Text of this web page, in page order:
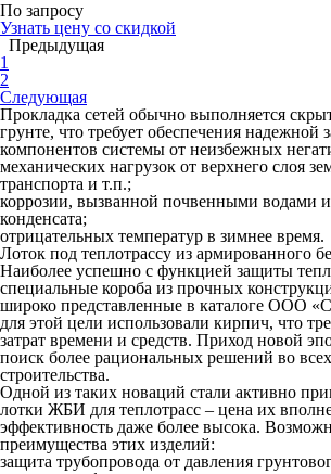
По запросу
Узнать цену со скидкой
Предыдущая
1
2
Следующая
Прокладка сетей обычно выполняется
грунте, что требует обеспечения надежной
компонентов системы от неизбежных
механических нагрузок от верхнего слоя
транспорта и т.п.;
коррозии, вызванной почвенными водами
конденсата;
отрицательных температур в зимнее время.
Лоток под теплотрассу из армированного
Наиболее успешно с функцией защиты
специальные короба из прочных
широко представленные в каталоге ООО
для этой цели использовали кирпич, что
затрат времени и средств. Приход новой
поиск более рациональных решений во
строительства.
Одной из таких новаций стали активно
лотки ЖБИ для теплотрасс – цена их
эффективность даже более высока.
преимущества этих изделий:
защита трубопровода от давления